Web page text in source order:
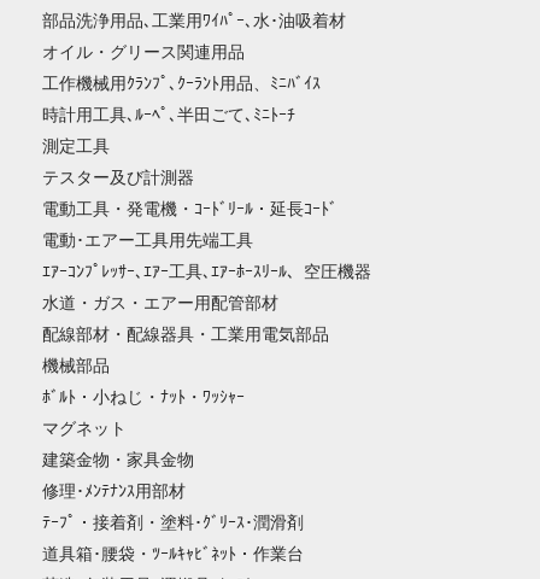
部品洗浄用品､工業用ﾜｲﾊﾟｰ､水･油吸着材
オイル・グリース関連用品
工作機械用ｸﾗﾝﾌﾟ､ｸｰﾗﾝﾄ用品、ﾐﾆﾊﾞｲｽ
時計用工具､ﾙｰﾍﾟ､半田ごて､ﾐﾆﾄｰﾁ
測定工具
テスター及び計測器
電動工具・発電機・ｺｰﾄﾞﾘｰﾙ・延長ｺｰﾄﾞ
電動･エアー工具用先端工具
ｴｱｰｺﾝﾌﾟﾚｯｻｰ､ｴｱｰ工具､ｴｱｰﾎｰｽﾘｰﾙ、空圧機器
水道・ガス・エアー用配管部材
配線部材・配線器具・工業用電気部品
機械部品
ﾎﾞﾙﾄ・小ねじ・ﾅｯﾄ・ﾜｯｼｬｰ
マグネット
建築金物・家具金物
修理･ﾒﾝﾃﾅﾝｽ用部材
ﾃｰﾌﾟ・接着剤・塗料･ｸﾞﾘｰｽ･潤滑剤
道具箱･腰袋・ﾂｰﾙｷｬﾋﾞﾈｯﾄ・作業台